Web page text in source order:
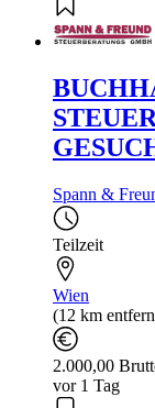
Spann &
Teilzeit
Wien
(12 km
2.000,00
vor 1 Tag